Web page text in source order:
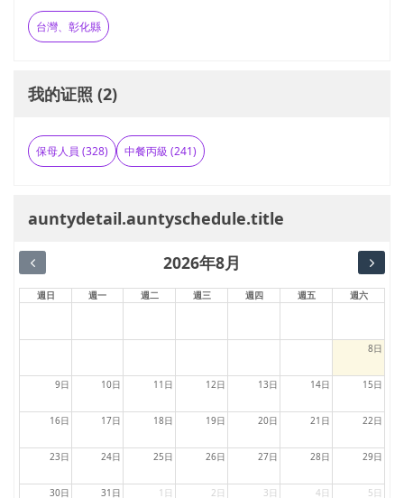
台灣、彰化縣
我的证照 (2)
保母人員 (328) 中餐丙級 (241)
auntydetail.auntyschedule.title
2026年8月
週日 週一 週二 週三 週四 週五 週六
8日
9日 10日 11日 12日 13日 14日 15日
16日 17日 18日 19日 20日 21日 22日
23日 24日 25日 26日 27日 28日 29日
30日 31日 1日 2日 3日 4日 5日